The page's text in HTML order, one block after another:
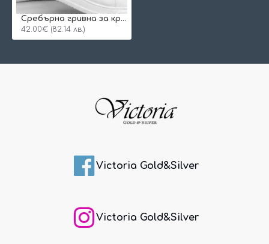
Сребърна гривна за крак Emma
42.00€ (82.14 лв.)
Victoria Gold&Silver
Victoria Gold&Silver